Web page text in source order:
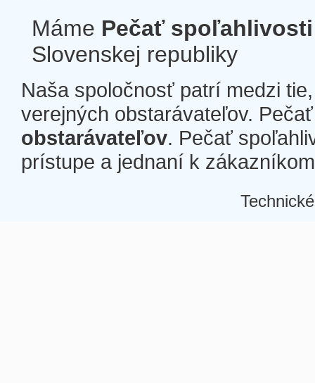
Máme Pečať spoľahlivosti
Slovenskej republiky
Naša spoločnosť patrí medzi
verejných obstarávateľov.
obstarávateľov. Pečať
prístupe a jednaní k